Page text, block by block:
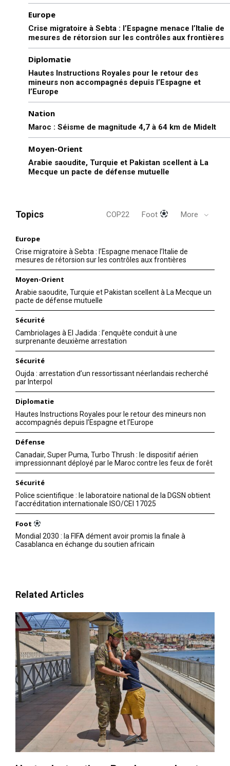
Europe
Crise migratoire à Sebta : l’Espagne menace l’Italie de
mesures de rétorsion sur les contrôles aux frontières
Diplomatie
Hautes Instructions Royales pour le retour des
mineurs non accompagnés depuis l’Espagne et
l’Europe
Nation
Maroc : Séisme de magnitude 4,7 à 64 km de Midelt
Moyen-Orient
Arabie saoudite, Turquie et Pakistan scellent à La
Mecque un pacte de défense mutuelle
Topics COP22 Foot More
Europe
Crise migratoire à Sebta : l’Espagne menace l’Italie de
mesures de rétorsion sur les contrôles aux frontières
Moyen-Orient
Arabie saoudite, Turquie et Pakistan scellent à La Mecque un
pacte de défense mutuelle
Sécurité
Cambriolages à El Jadida : l’enquête conduit à une
surprenante deuxième arrestation
Sécurité
Oujda : arrestation d’un ressortissant néerlandais recherché
par Interpol
Diplomatie
Hautes Instructions Royales pour le retour des mineurs non
accompagnés depuis l’Espagne et l’Europe
Défense
Canadair, Super Puma, Turbo Thrush : le dispositif aérien
impressionnant déployé par le Maroc contre les feux de forêt
Sécurité
Police scientifique : le laboratoire national de la DGSN obtient
l’accréditation internationale ISO/CEI 17025
Foot
Mondial 2030 : la FIFA dément avoir promis la finale à
Casablanca en échange du soutien africain
Related Articles